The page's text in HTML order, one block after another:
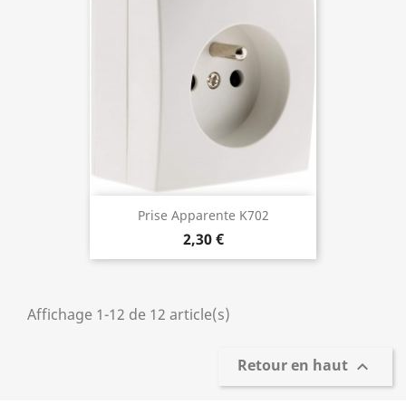
Prise Apparente K702
2,30 €
Affichage 1-12 de 12 article(s)
Retour en haut 